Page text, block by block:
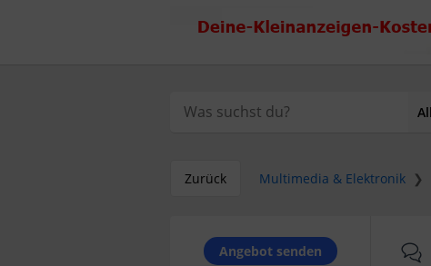
Zurück Multimedia & Elektronik ❯
Angebot senden